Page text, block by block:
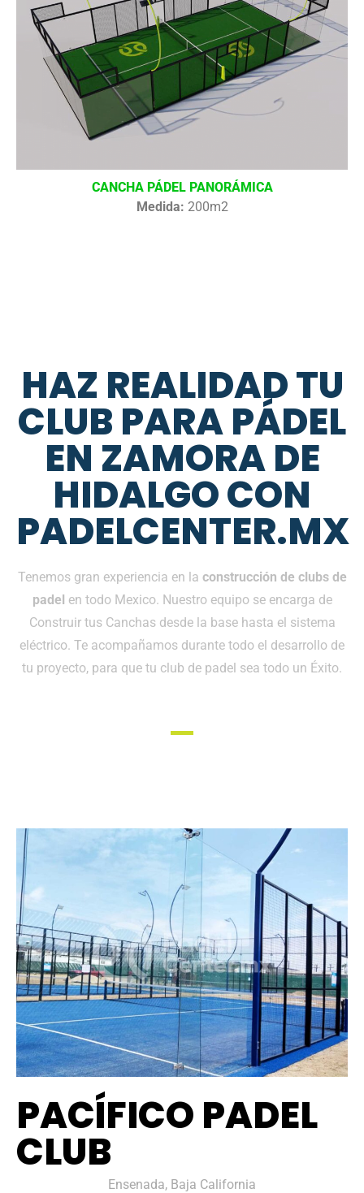
CANCHA PÁDEL PANORÁMICA
Medida: 200m2
HAZ REALIDAD TU
CLUB PARA PÁDEL
EN ZAMORA DE
HIDALGO CON
PADELCENTER.MX
Tenemos gran experiencia en la construcción de clubs de
padel en todo Mexico. Nuestro equipo se encarga de
Construir tus Canchas desde la base hasta el sistema
eléctrico. Te acompañamos durante todo el desarrollo de
tu proyecto, para que tu club de padel sea todo un Éxito.
PACÍFICO PADEL
CLUB
Ensenada, Baja California